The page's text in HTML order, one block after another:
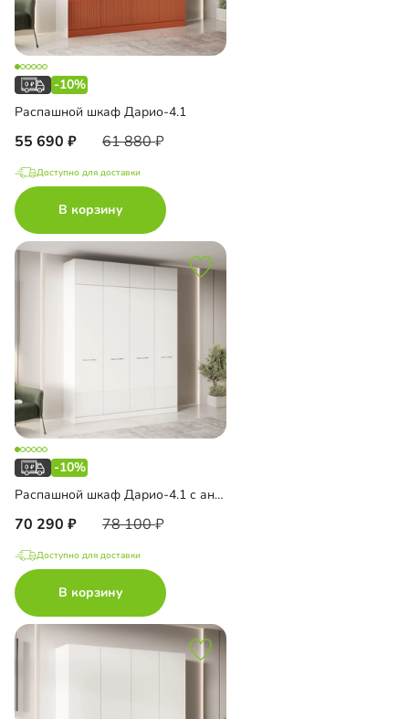
-10%
Распашной шкаф Дарио-4.1
55 690 61 880
Доступно для доставки
В корзину
-10%
Распашной шкаф Дарио-4.1 с антресолью
70 290 78 100
Доступно для доставки
В корзину